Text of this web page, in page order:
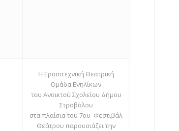
Η Ερασιτεχνική Θεατρική
Ομάδα Ενηλίκων
του Ανοικτού Σχολείου Δήμου
Στροβόλου
στα πλαίσια του 7ου Φεστιβάλ
Θεάτρου παρουσιάζει την